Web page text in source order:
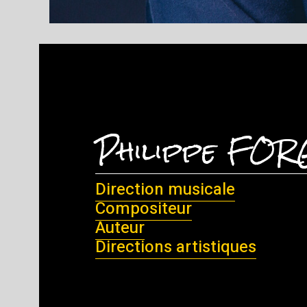
Philippe
Direction musicale
Compositeur
Auteur
Directions artistiques